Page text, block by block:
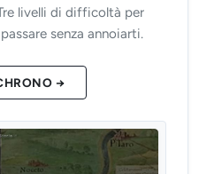
livelli di difficoltà per
senza annoiarti.
→